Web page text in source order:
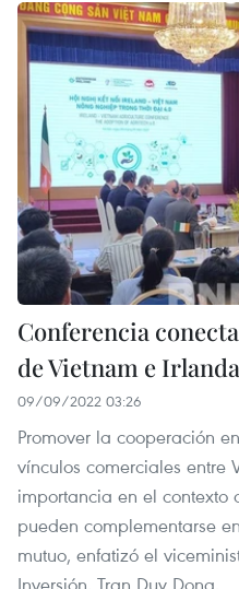
Conferencia
de Vietnam e Irlanda
09/09/2022 03:26
Promover la cooperación
vínculos comerciales entre
importancia en el contexto
pueden complementarse
mutuo, enfatizó el